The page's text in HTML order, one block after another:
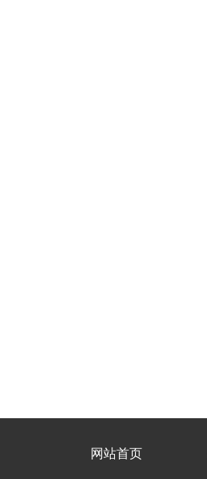
网站首页